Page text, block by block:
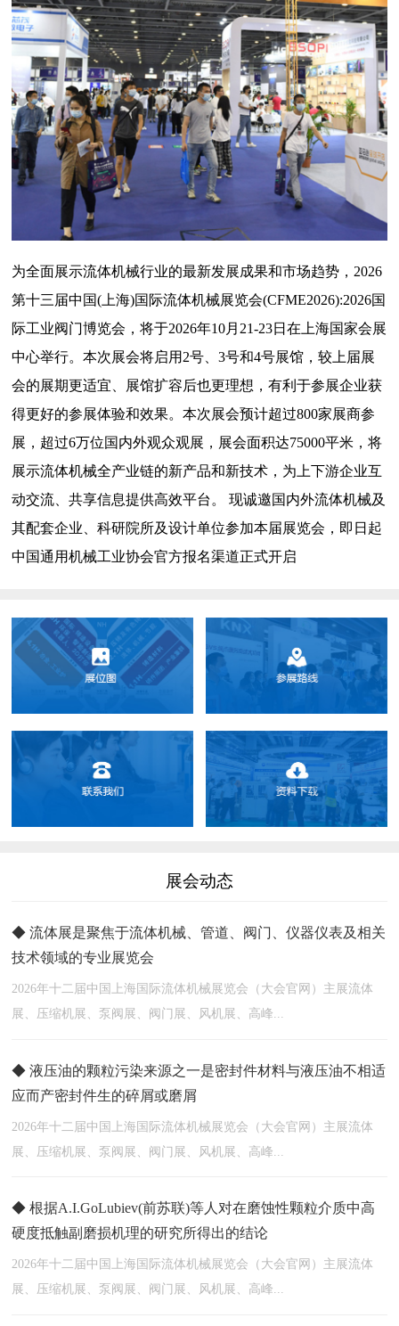
为全面展示流体机械行业的最新发展成果和市场趋势，2026
第十三届中国(上海)国际流体机械展览会(CFME2026):2026国
际工业阀门博览会，将于2026年10月21-23日在上海国家会展
中心举行。本次展会将启用2号、3号和4号展馆，较上届展
会的展期更适宜、展馆扩容后也更理想，有利于参展企业获
得更好的参展体验和效果。本次展会预计超过800家展商参
展，超过6万位国内外观众观展，展会面积达75000平米，将
展示流体机械全产业链的新产品和新技术，为上下游企业互
动交流、共享信息提供高效平台。 现诚邀国内外流体机械及
其配套企业、科研院所及设计单位参加本届展览会，即日起
中国通用机械工业协会官方报名渠道正式开启
展会动态
◆ 流体展是聚焦于流体机械、管道、阀门、仪器仪表及相关
技术领域的专业展览会
2026年十二届中国上海国际流体机械展览会（大会官网）主展流体
展、压缩机展、泵阀展、阀门展、风机展、高峰...
◆ 液压油的颗粒污染来源之一是密封件材料与液压油不相适
应而产密封件生的碎屑或磨屑
2026年十二届中国上海国际流体机械展览会（大会官网）主展流体
展、压缩机展、泵阀展、阀门展、风机展、高峰...
◆ 根据A.I.GoLubiev(前苏联)等人对在磨蚀性颗粒介质中高
硬度抵触副磨损机理的研究所得出的结论
2026年十二届中国上海国际流体机械展览会（大会官网）主展流体
展、压缩机展、泵阀展、阀门展、风机展、高峰...